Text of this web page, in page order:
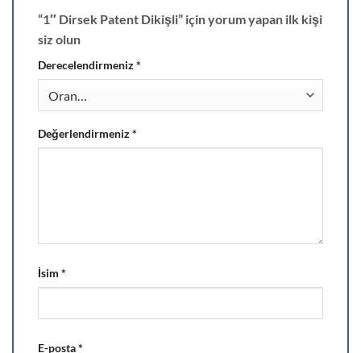
“1″ Dirsek Patent Dikişli” için yorum yapan ilk kişi
siz olun
Derecelendirmeniz*
Değerlendirmeniz*
İsim *
E-posta*